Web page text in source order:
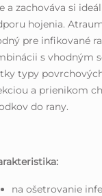
a zachováva si
hojenia.
pre infikované
s vhodným
typy
a prienikom
do rany.
na ošetrovanie